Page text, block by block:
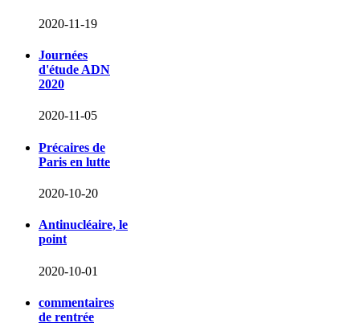
2020-11-19
Journées
d'étude ADN
2020
2020-11-05
Précaires de
Paris en lutte
2020-10-20
Antinucléaire, le
point
2020-10-01
commentaires
de rentrée